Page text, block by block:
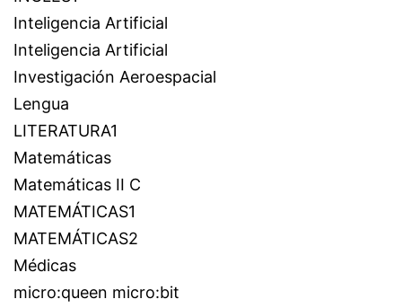
Inteligencia Artificial
Inteligencia Artificial
Investigación Aeroespacial
Lengua
LITERATURA1
Matemáticas
Matemáticas II C
MATEMÁTICAS1
MATEMÁTICAS2
Médicas
micro:queen micro:bit